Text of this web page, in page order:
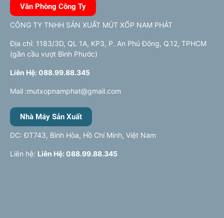
Văn Phòng Công Ty
CÔNG TY TNHH SẢN XUẤT MÚT XỐP NAM PHÁT
Địa chỉ: 1183/3D, QL 1A, KP3, P. An Phú Đông, Q.12, TPHCM
(gần cầu vượt Bình Phước)
Liên Hệ: 088.99.88.345
Mail :mutxopnamphat@gmail.com
Nhà Máy Sản Xuất
DC: ĐT743, Bình Hòa, Hồ Chí Minh, Việt Nam
Liên hệ: Liên Hệ: 088.99.88.345